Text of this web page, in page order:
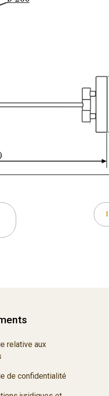
relative aux
de confidentialité